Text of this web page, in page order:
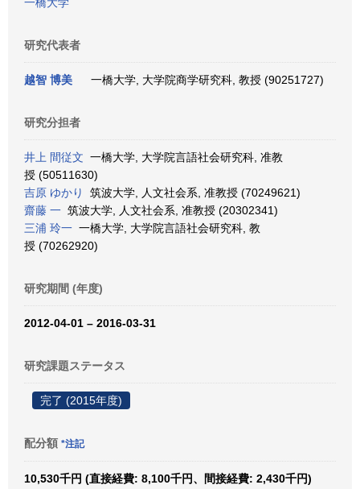
研究代表者
越智 博美 一橋大学, 大学院商学研究科, 教授 (90251727)
研究分担者
井上 間従文 一橋大学, 大学院言語社会研究科, 准教
授 (50511630)
吉原 ゆかり
筑波大学, 人文社会系, 准教授 (70249621)
齋藤 一 筑波大学, 人文社会系, 准教授 (20302341)
三浦 玲一 一橋大学, 大学院言語社会研究科, 教
授 (70262920)
研究期間 (年度)
2012-04-01 – 2016-03-31
研究課題ステータス
完了 (2015年度)
配分額 *注記
10,530千円 (直接経費: 8,100千円、間接経費: 2,430千円)